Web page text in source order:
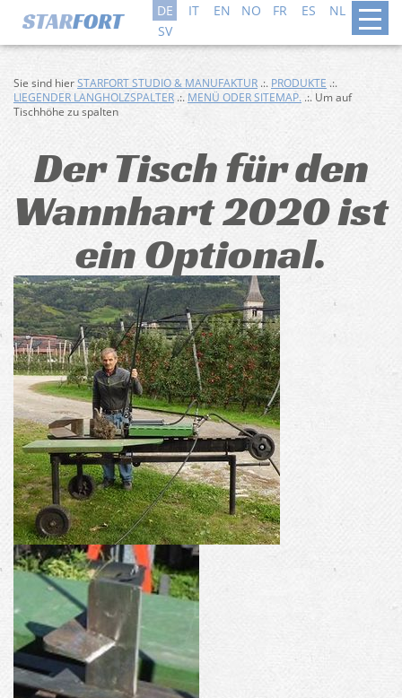
DE IT EN NO FR ES NL
DA
SV
Sie sind hierSTARFORT STUDIO & MANUFAKTUR .:. PRODUKTE .:.
LIEGENDER LANGHOLZSPALTER .:. MENÜ ODER SITEMAP. .:. Um auf
Tischhöhe zu spalten
Der Tisch für den
Wannhart 2020 ist
ein Optional.